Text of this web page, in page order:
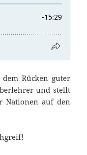
Rücken guter
und stellt
Nationen auf den